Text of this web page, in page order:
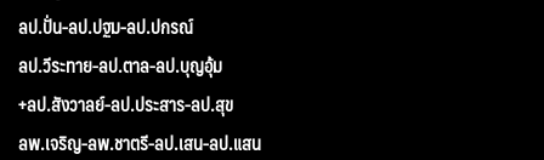
ลป.ปั่น-ลป.ปฐม-ลป.ปกรณ์
ลป.วีระทาย-ลป.ตาล-ลป.บุญอุ้ม
+ลป.สังวาลย์-ลป.ประสาร-ลป.สุข
ลพ.เจริญ-ลพ.ชาตรี-ลป.เสน-ลป.แสน